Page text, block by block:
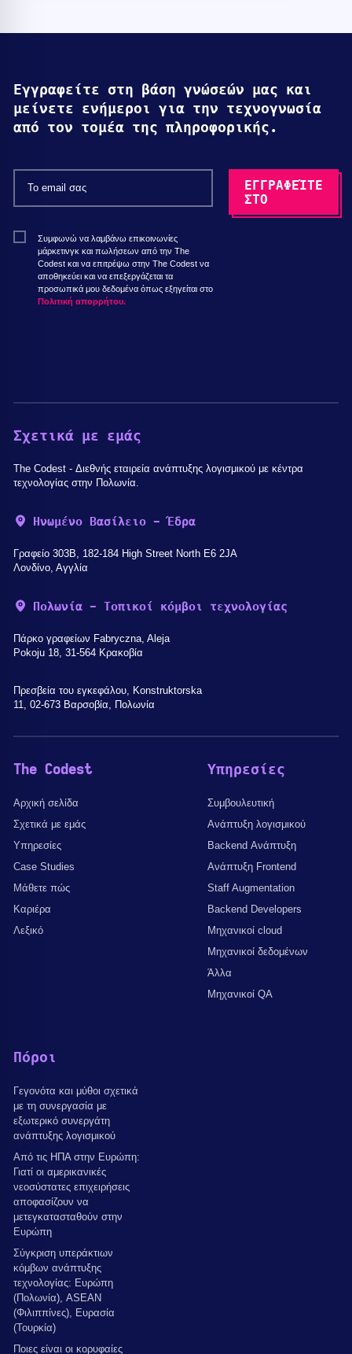
Εγγραφείτε στη βάση γνώσεών μας και
μείνετε ενήμεροι για την τεχνογνωσία
από τον τομέα της πληροφορικής.
Συμφωνώ να λαμβάνω επικοινωνίες
μάρκετινγκ και πωλήσεων από την The
Codest και να επιτρέψω στην The Codest να
αποθηκεύει και να επεξεργάζεται τα
προσωπικά μου δεδομένα όπως εξηγείται στο
Πολιτική απορρήτου.
Σχετικά με εμάς
The Codest - Διεθνής εταιρεία ανάπτυξης λογισμικού με κέντρα
τεχνολογίας στην Πολωνία.
Ηνωμένο Βασίλειο - Έδρα
Γραφείο 303B, 182-184 High Street North E6 2JA
Λονδίνο, Αγγλία
Πολωνία - Τοπικοί κόμβοι τεχνολογίας
Πάρκο γραφείων Fabryczna, Aleja
Pokoju 18, 31-564 Κρακοβία
Πρεσβεία του εγκεφάλου, Konstruktorska
11, 02-673 Βαρσοβία, Πολωνία
The Codest
Αρχική σελίδα
Σχετικά με εμάς
Υπηρεσίες
Case Studies
Μάθετε πώς
Καριέρα
Λεξικό
Υπηρεσίες
Συμβουλευτική
Ανάπτυξη λογισμικού
Backend Ανάπτυξη
Ανάπτυξη Frontend
Staff Augmentation
Backend Developers
Μηχανικοί cloud
Μηχανικοί δεδομένων
Άλλα
Μηχανικοί QA
Πόροι
Γεγονότα και μύθοι σχετικά
με τη συνεργασία με
εξωτερικό συνεργάτη
ανάπτυξης λογισμικού
Από τις ΗΠΑ στην Ευρώπη:
Γιατί οι αμερικανικές
νεοσύστατες επιχειρήσεις
αποφασίζουν να
μετεγκατασταθούν στην
Ευρώπη
Σύγκριση υπεράκτιων
κόμβων ανάπτυξης
τεχνολογίας: Ευρώπη
(Πολωνία), ASEAN
(Φιλιππίνες), Ευρασία
(Τουρκία)
Ποιες είναι οι κορυφαίες